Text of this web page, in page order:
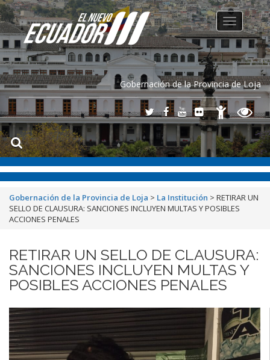
Gobernación de la Provincia de Loja
Toggle
navigation
Gobernación de la Provincia de Loja > La Institución > RETIRAR UN
SELLO DE CLAUSURA: SANCIONES INCLUYEN MULTAS Y POSIBLES
ACCIONES PENALES
RETIRAR UN SELLO DE CLAUSURA:
SANCIONES INCLUYEN MULTAS Y
POSIBLES ACCIONES PENALES